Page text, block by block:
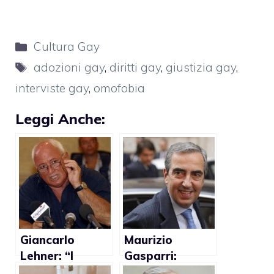
Categorie
Cultura Gay
Tag
adozioni gay, diritti gay, giustizia gay,
interviste gay, omofobia
Leggi Anche:
Giancarlo
Lehner: “I
Maurizio
Gasparri: